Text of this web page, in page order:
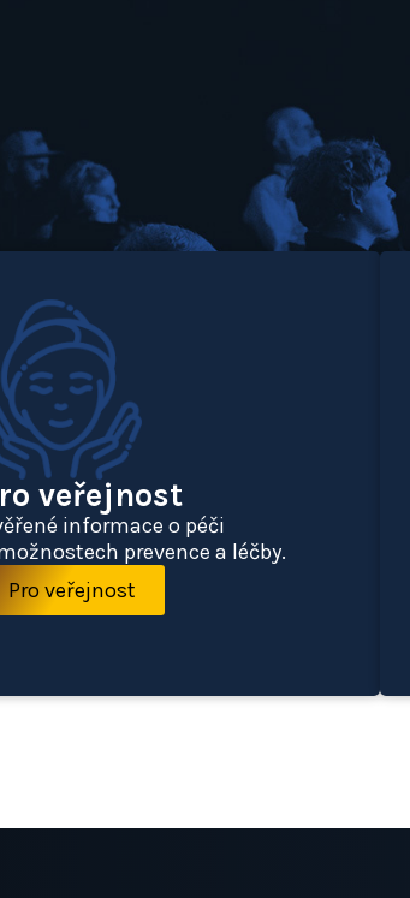
veřejnost
informace o péči
prevence a léčby.
Pro veřejnost